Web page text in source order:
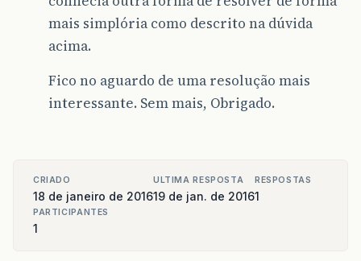
mais simplória como descrito na dúvida
acima.
Fico no aguardo de uma resolução mais
interessante. Sem mais, Obrigado.
CRIADO
18 de janeiro de 2016
ULTIMA RESPOSTA
19 de jan. de 2016
RESPOSTAS
1
PARTICIPANTES
1